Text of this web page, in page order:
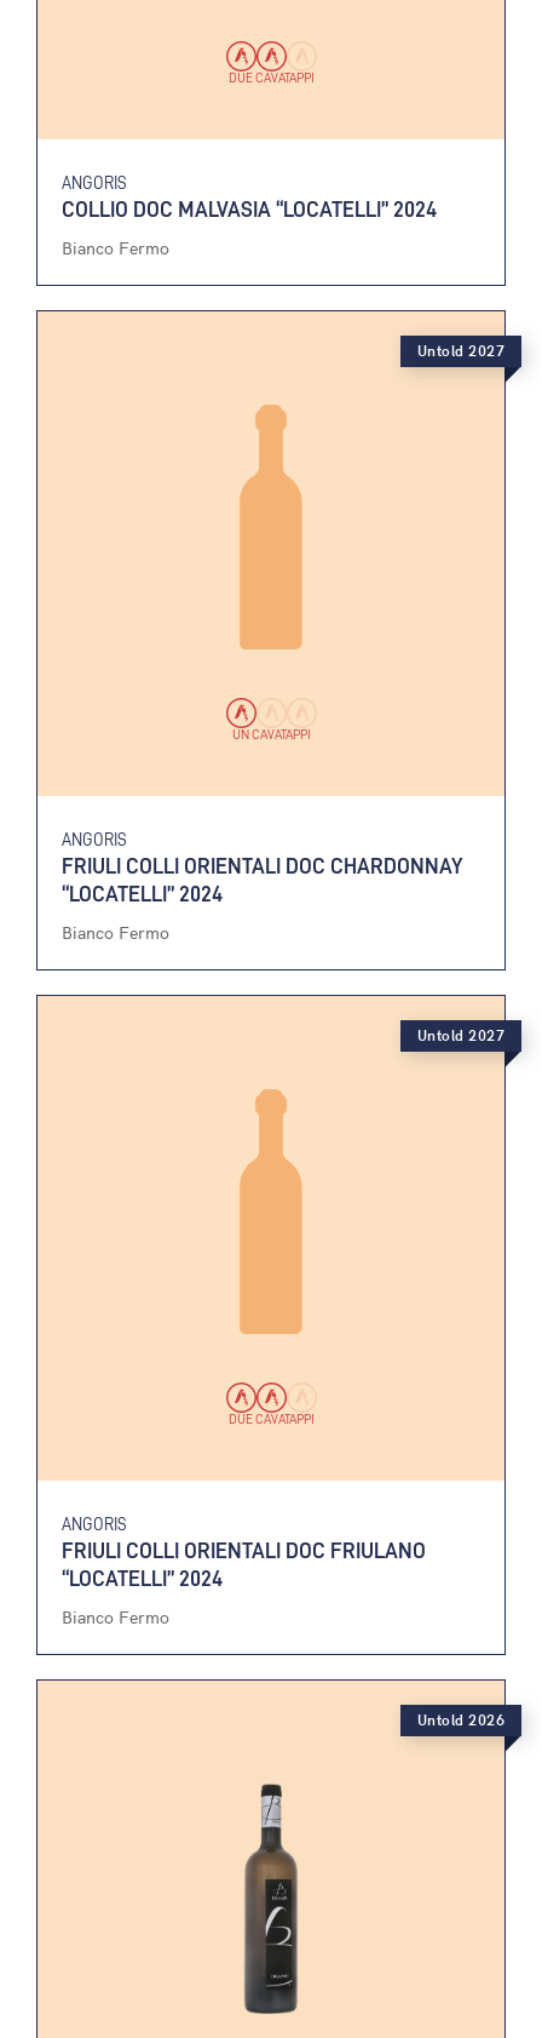
DUE CAVATAPPI
ANGORIS
COLLIO DOC MALVASIA “LOCATELLI” 2024
Bianco Fermo
UN CAVATAPPI
ANGORIS
FRIULI COLLI ORIENTALI DOC CHARDONNAY
“LOCATELLI” 2024
Bianco Fermo
Untold 2027
DUE CAVATAPPI
ANGORIS
FRIULI COLLI ORIENTALI DOC FRIULANO
“LOCATELLI” 2024
Bianco Fermo
Untold 2027
Untold 2026